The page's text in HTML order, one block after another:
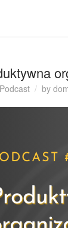
Podcast by